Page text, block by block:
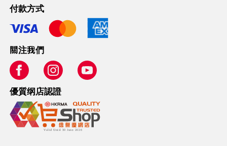
付款方式
關注我們
優質纲店認證